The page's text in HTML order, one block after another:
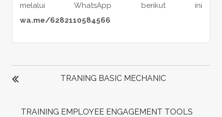
melalui WhatsApp berikut ini
wa.me/6282110584566
POST
NAVIGATIONTRANING BASIC MECHANIC
TRAINING EMPLOYEE ENGAGEMENT TOOLS